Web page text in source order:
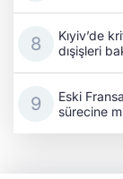
Kıyiv’de
dışişleri
Eski
sürecine